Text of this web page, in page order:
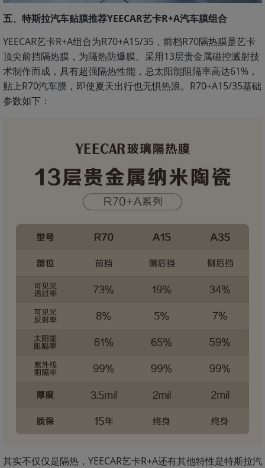
五、特斯拉汽车贴膜推荐YEECAR艺卡R+A汽车膜组合
YEECAR艺卡R+A组合为R70+A15/35，前档R70隔热膜是艺卡
顶尖前挡隔热膜，为隔热防爆膜。采用13层贵金属磁控溅射技
术制作而成，具有超强隔热性能，总太阳能阻隔率高达61%，
贴上R70汽车膜，即使夏天出行也无惧热浪。R70+A15/35基础
参数如下：
其实不仅仅是隔热，YEECAR艺卡R+A还有其他特性是特斯拉汽